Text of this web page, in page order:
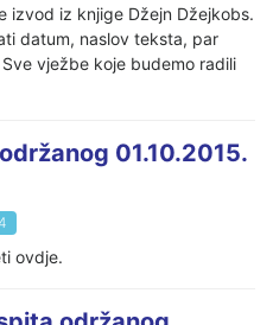
izvod iz knjige Džejn Džejkobs.
datum, naslov teksta, par
vježbe koje budemo radili
01.10.2015.
ovdje.